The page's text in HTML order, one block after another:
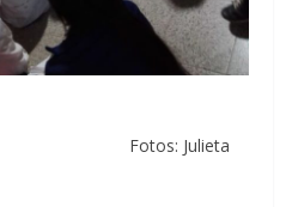
Julieta